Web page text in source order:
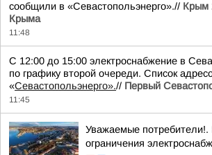
сообщили в «Севастопольэнерго».// Крым
Крыма
11:48
С 12:00 до 15:00 электроснабжение в
по графику второй очереди. Список
«Севастопольэнерго».// Первый
11:45
Уважаемые
ограничения